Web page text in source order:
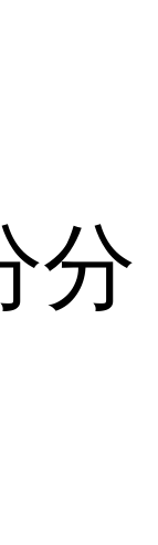
分